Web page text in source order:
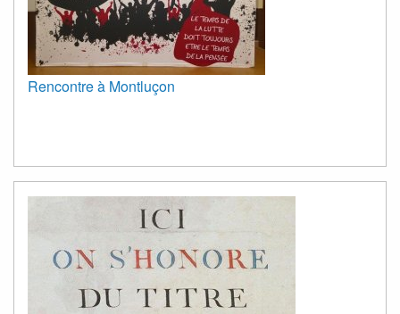
Rencontre à Montluçon